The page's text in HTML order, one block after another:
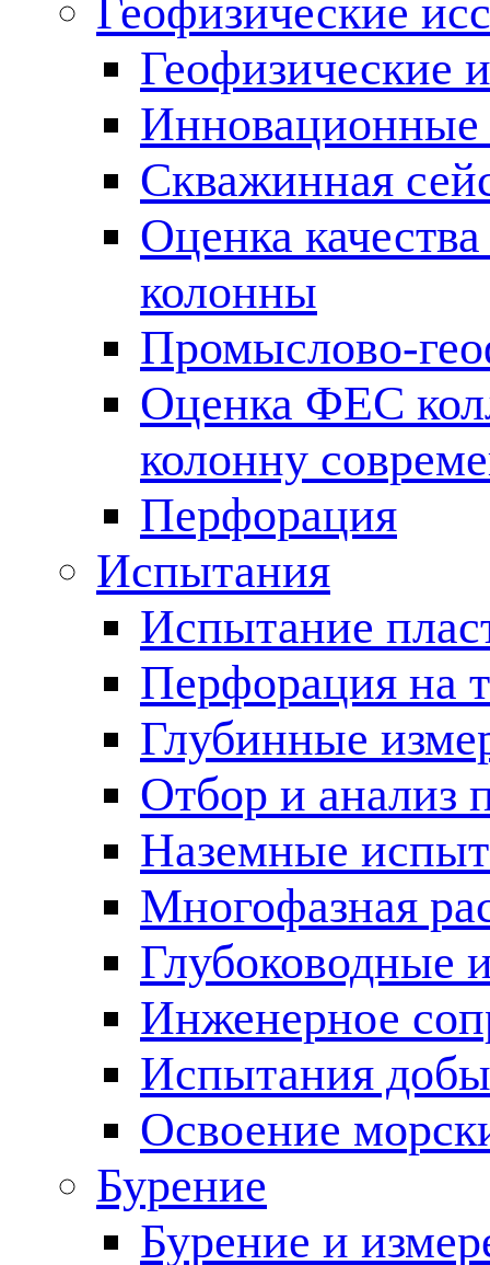
Геофизические
Геофизические
Инновационные
Скважинная
Оценка
колонны
Промыслово-
Оценка ФЕС
колонну
Перфорация
Испытания
Испытание
Перфорация на
Глубинные
Отбор и анализ
Наземные
Многофазная
Глубоководные
Инженерное
Испытания
Освоение
Бурение
Бурение и